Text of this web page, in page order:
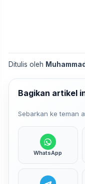
Ditulis oleh
Bagikan artikel
Sebarkan ke teman
WhatsApp